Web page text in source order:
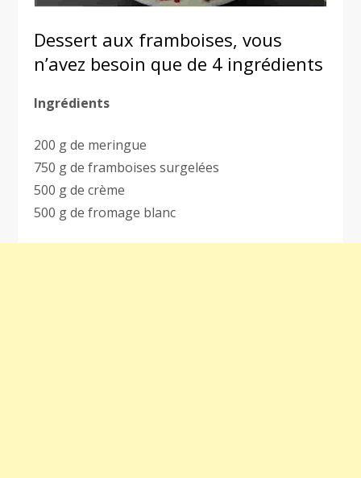
Dessert aux framboises, vous
n’avez besoin que de 4 ingrédients
Ingrédients
200 g de meringue
750 g de framboises surgelées
500 g de crème
500 g de fromage blanc